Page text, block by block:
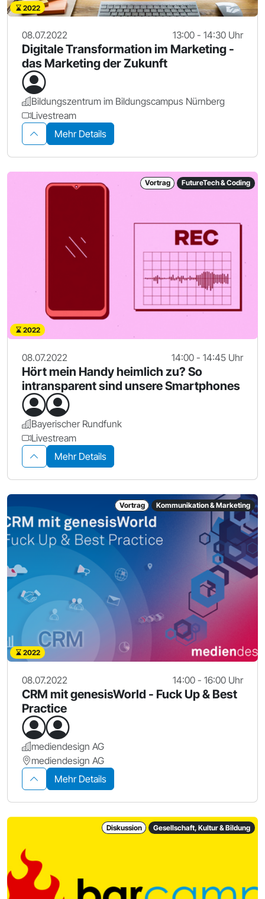
2022
08.07.2022 13:00 - 14:30 Uhr
Digitale Transformation im Marketing -
das Marketing der Zukunft
Bildungszentrum im Bildungscampus Nürnberg
Livestream
Mehr Details
Vortrag FutureTech & Coding
2022
08.07.2022 14:00 - 14:45 Uhr
Hört mein Handy heimlich zu? So
intransparent sind unsere Smartphones
Bayerischer Rundfunk
Livestream
Mehr Details
Vortrag Kommunikation & Marketing
2022
08.07.2022 14:00 - 16:00 Uhr
CRM mit genesisWorld - Fuck Up & Best
Practice
mediendesign AG
mediendesign AG
Mehr Details
Diskussion Gesellschaft, Kultur & Bildung